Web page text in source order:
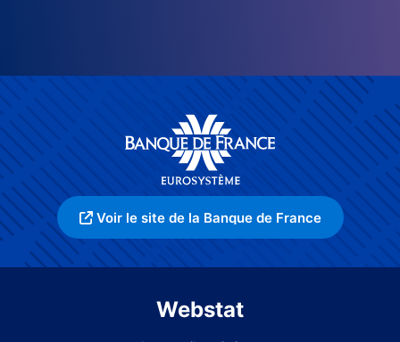
Voir le site de la Banque de France
Webstat